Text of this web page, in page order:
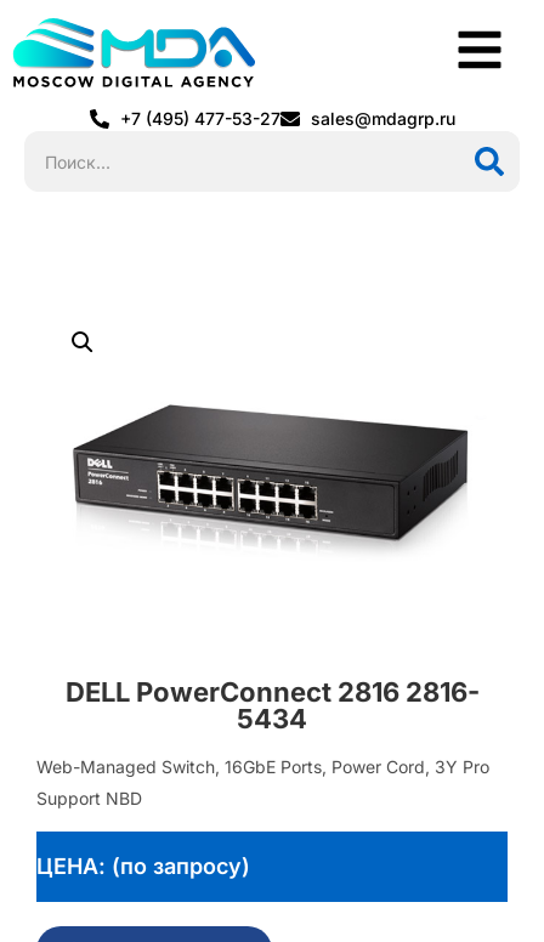
+7 (495) 477-53-27 sales@mdagrp.ru
DELL PowerConnect 2816 2816-
5434
Web-Managed Switch, 16GbE Ports, Power Cord, 3Y Pro
Support NBD
ЦЕНА: (по запросу)